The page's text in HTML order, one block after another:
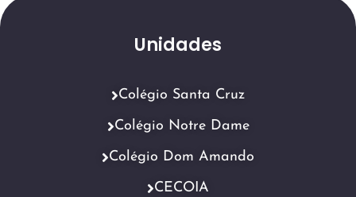
Unidades
Colégio Santa Cruz
Colégio Notre Dame
Colégio Dom Amando
CECOIA